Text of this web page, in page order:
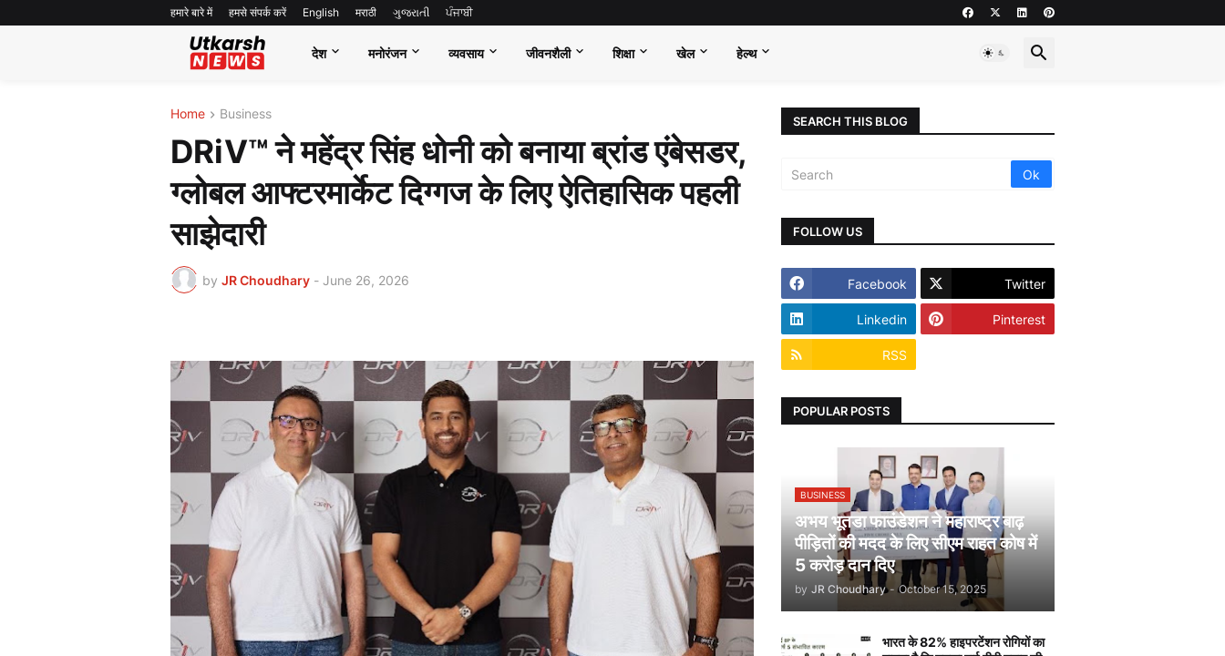
हमारे बारे में हमसे संपर्क करें English मराठी ગુજરાતી ਪੰਜਾਬੀ
देश मनोरंजन व्यवसाय जीवनशैली शिक्षा खेल हेल्थ
Home Business
DRiV™ ने महेंद्र सिंह धोनी को बनाया ब्रांड एंबेसडर,
ग्लोबल आफ्टरमार्केट दिग्गज के लिए ऐतिहासिक पहली
साझेदारी
by JR Choudhary - June 26, 2026
SEARCH THIS BLOG
FOLLOW US
Facebook Twitter
Linkedin Pinterest
RSS
POPULAR POSTS
BUSINESS
अभय भूतडा फाउंडेशन ने महाराष्ट्र बाढ़
पीड़ितों की मदद के लिए सीएम राहत कोष में
5 करोड़ दान दिए
by JR Choudhary - October 15, 2025
भारत के 82% हाइपरटेंशन रोगियों का